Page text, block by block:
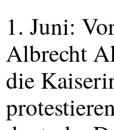
1. Juni:
Albrecht
die